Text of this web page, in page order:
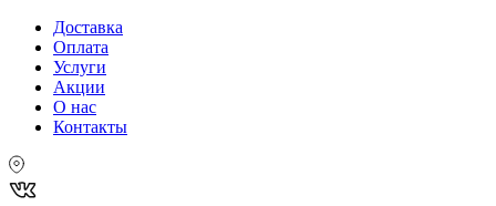
Доставка
Оплата
Услуги
Акции
О нас
Контакты